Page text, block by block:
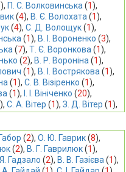
), П. С. Волковинська (1),
(4), В. Є. Волохата (1),
(4), С. Д. Волощук (1),
(1), В. І. Вороненко (3),
(7), Т. Є. Воронкова (1),
(2), В. Р. Вороніна (1),
(1), В. І. Вострякова (1),
(1), С. В. Візіренко (1),
(1), І. І. Вініченко (20),
), С. А. Вітер (1), З. Д. Вітер (1),
(2), О. Ю. Гаврик (8),
(2), В. Г. Гаврилюк (1),
Гадзало (2), В. В. Газієва (1),